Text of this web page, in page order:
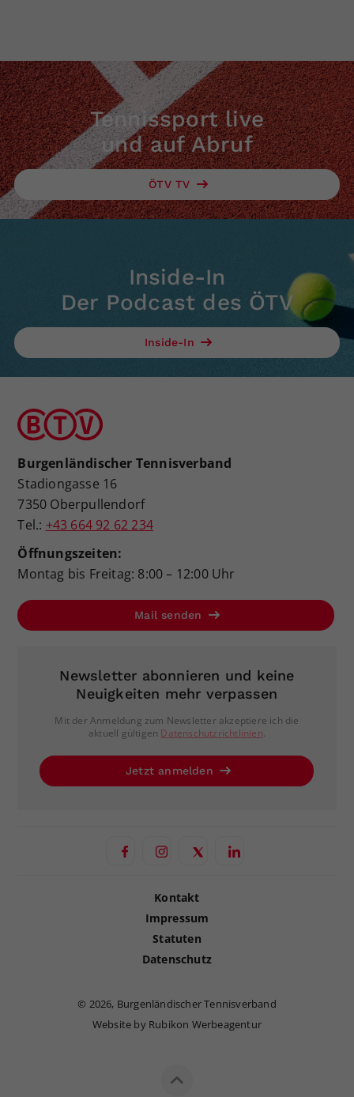
Tennissport live
und auf Abruf
ÖTV TV
Inside-In
Der Podcast des ÖTV
Inside-In
Burgenländischer Tennisverband
Stadiongasse 16
7350 Oberpullendorf
Tel.: +43 664 92 62 234
Öffnungszeiten:
Montag bis Freitag: 8:00 – 12:00 Uhr
Mail senden
Newsletter abonnieren und keine
Neuigkeiten mehr verpassen
Mit der Anmeldung zum Newsletter akzeptiere ich die
aktuell gültigen Datenschutzrichtlinien.
Jetzt anmelden
Kontakt
Impressum
Statuten
Datenschutz
© 2026, Burgenländischer Tennisverband
Website by Rubikon Werbeagentur